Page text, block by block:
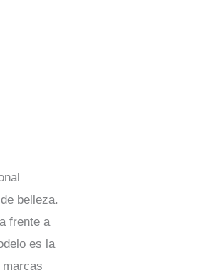
belleza.
frente a
es la